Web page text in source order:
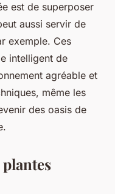
est de superposer
aussi servir de
exemple. Ces
intelligent de
agréable et
même les
des oasis de